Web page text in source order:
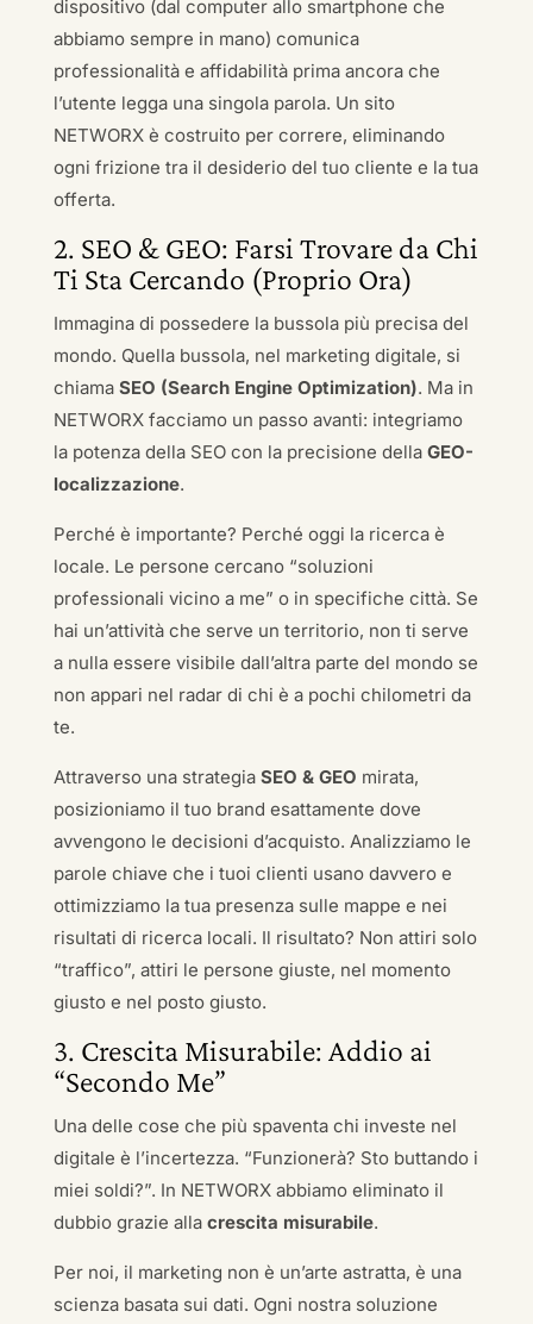
dispositivo (dal computer allo smartphone che
abbiamo sempre in mano) comunica
professionalità e affidabilità prima ancora che
l’utente legga una singola parola. Un sito
NETWORX è costruito per correre, eliminando
ogni frizione tra il desiderio del tuo cliente e la tua
offerta.
2. SEO & GEO: Farsi Trovare da Chi
Ti Sta Cercando (Proprio Ora)
Immagina di possedere la bussola più precisa del
mondo. Quella bussola, nel marketing digitale, si
chiama SEO (Search Engine Optimization). Ma in
NETWORX facciamo un passo avanti: integriamo
la potenza della SEO con la precisione della GEO-
localizzazione.
Perché è importante? Perché oggi la ricerca è
locale. Le persone cercano “soluzioni
professionali vicino a me” o in specifiche città. Se
hai un’attività che serve un territorio, non ti serve
a nulla essere visibile dall’altra parte del mondo se
non appari nel radar di chi è a pochi chilometri da
te.
Attraverso una strategia SEO & GEO mirata,
posizioniamo il tuo brand esattamente dove
avvengono le decisioni d’acquisto. Analizziamo le
parole chiave che i tuoi clienti usano davvero e
ottimizziamo la tua presenza sulle mappe e nei
risultati di ricerca locali. Il risultato? Non attiri solo
“traffico”, attiri le persone giuste, nel momento
giusto e nel posto giusto.
3. Crescita Misurabile: Addio ai
“Secondo Me”
Una delle cose che più spaventa chi investe nel
digitale è l’incertezza. “Funzionerà? Sto buttando i
miei soldi?”. In NETWORX abbiamo eliminato il
dubbio grazie alla crescita misurabile.
Per noi, il marketing non è un’arte astratta, è una
scienza basata sui dati. Ogni nostra soluzione